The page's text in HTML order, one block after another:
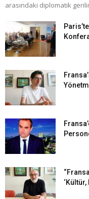
arasındaki diplomatik